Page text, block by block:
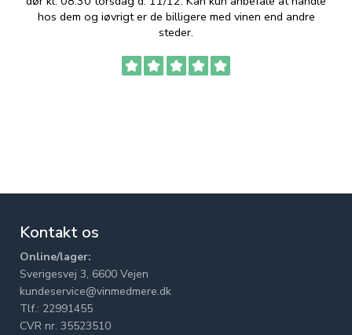
hos dem og iøvrigt er de billigere med vinen end andre
steder.
Kontakt os
Online/lager:
Sverigesvej 3, 6600 Vejen
kundeservice@vinmedmere.dk
Tlf.: 22991455
CVR nr. 35523510